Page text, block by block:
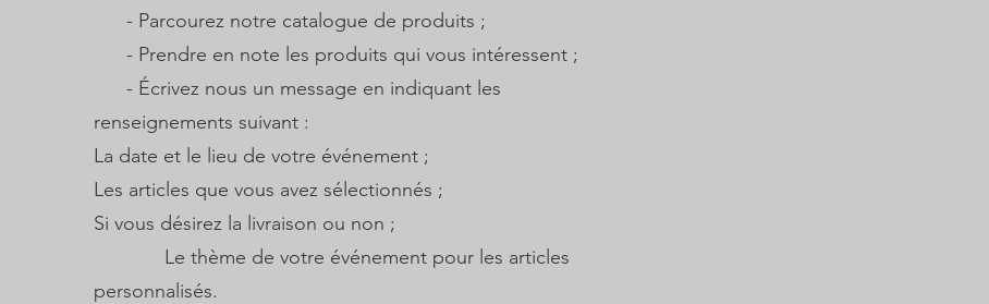
​ - Parcourez notre catalogue de produits ;
- Prendre en note les produits qui vous intéressent ;
- Écrivez nous un message en indiquant les
renseignements suivant :
La date et le lieu de votre événement ;
Les articles que vous avez sélectionnés ;
Si vous désirez la livraison ou non ;
Le thème de votre événement pour les articles
personnalisés.